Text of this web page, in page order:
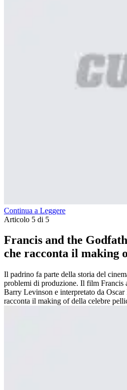
Continua a Leggere
Articolo 5 di 5
Francis and the
che racconta il making
Il padrino fa parte della storia del
problemi di produzione. Il film Francis
Barry Levinson e interpretato da Oscar
racconta il making of della celebre